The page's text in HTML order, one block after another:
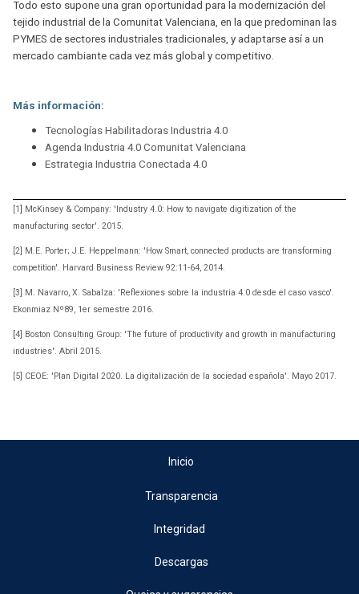
Todo esto supone una gran oportunidad para la modernización del
tejido industrial de la Comunitat Valenciana, en la que predominan las
PYMES de sectores industriales tradicionales, y adaptarse así a un
mercado cambiante cada vez más global y competitivo.
Más información:
Tecnologías Habilitadoras Industria 4.0
Agenda Industria 4.0 Comunitat Valenciana
Estrategia Industria Conectada 4.0
[1] McKinsey & Company: 'Industry 4.0: How to navigate digitization of the
manufacturing sector'. 2015.
[2] M.E. Porter; J.E. Heppelmann: 'How Smart, connected products are transforming
competition'. Harvard Business Review 92:11-64, 2014.
[3] M. Navarro, X. Sabalza: 'Reflexiones sobre la industria 4.0 desde el caso vasco'.
Ekonmiaz Nº89, 1er semestre 2016.
[4] Boston Consulting Group: 'The future of productivity and growth in manufacturing
industries'. Abril 2015.
[5] CEOE: 'Plan Digital 2020. La digitalización de la sociedad española'. Mayo 2017.
Inicio
Transparencia
Integridad
Descargas